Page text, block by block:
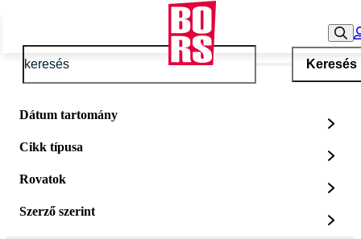
Keresés
Dátum tartomány
Cikk típusa
Rovatok
Szerző szerint